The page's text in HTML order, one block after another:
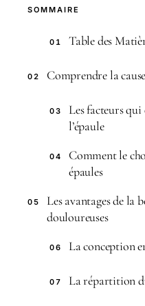
SOMMAIRE
01 Table des
02 Comprendre la
03
Les facteurs
l’épaule
04
Comment le
épaules
05
Les avantages de la
douloureuses
06 La conception
07 La répartition